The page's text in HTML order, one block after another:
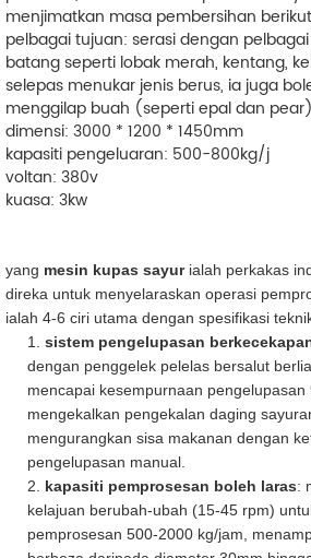
menjimatkan masa pembersihan
pelbagai tujuan: serasi dengan
batang seperti lobak merah, kentang,
selepas menukar jenis berus, ia juga
menggilap buah (seperti epal dan
dimensi: 3000 * 1200 * 1450mm
kapasiti pengeluaran: 500-800kg/j
voltan: 380v
kuasa: 3kw
yang mesin kupas sayurialah perkakas
direka untuk menyelaraskan operasi
ialah 4-6 ciri utama dengan spesifikasi
1. sistem pengelupasan
dengan penggelek pelelas bersalut
mencapai kesempurnaan pengelupasan
mengekalkan pengekalan daging
mengurangkan sisa makanan dengan
pengelupasan manual.
2. kapasiti pemprosesan boleh laras:
kelajuan berubah-ubah (15-45 rpm)
pemprosesan 500-2000 kg/jam,